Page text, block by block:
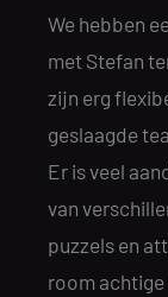
We hebben
met Stefan
zijn erg
geslaagde
Er is veel
van
puzzels en
room